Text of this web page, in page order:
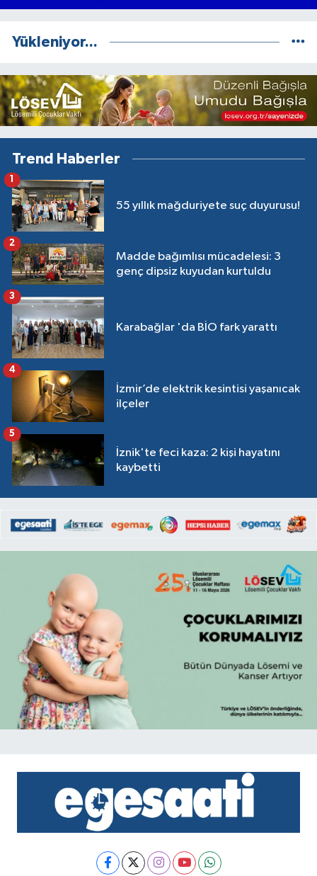
Yükleniyor...
Trend Haberler
55 yıllık mağduriyete suç duyurusu!
1
Madde bağımlısı mücadelesi: 3
genç dipsiz kuyudan kurtuldu
2
Karabağlar 'da BİO fark yarattı
3
İzmir’de elektrik kesintisi yaşanıcak
ilçeler
4
İznik'te feci kaza: 2 kişi hayatını
kaybetti
5